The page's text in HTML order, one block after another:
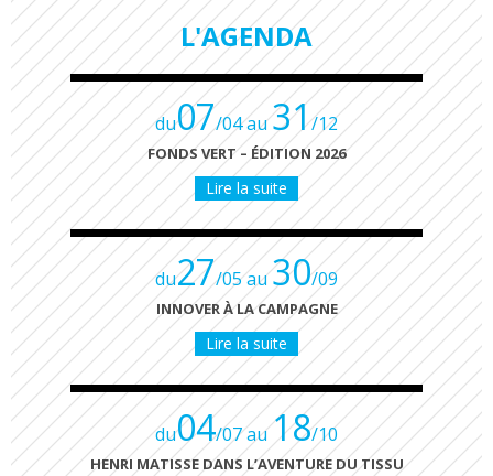
L'AGENDA
du07/04 au31/12
FONDS VERT – ÉDITION 2026
Lire la suite
du27/05 au30/09
INNOVER À LA CAMPAGNE
Lire la suite
du04/07 au18/10
HENRI MATISSE DANS L’AVENTURE DU TISSU